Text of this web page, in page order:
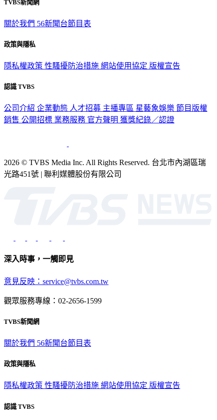
TVBS新聞網
關於我們 56新聞台節目表
政策與隱私
隱私權政策 性騷擾防治措施 網站使用協定 版權宣告
認識 TVBS
公司介紹 企業動態 人才招募 主播專區 星藝象娛樂 節目版權
銷售 公開招標 業務服務 官方聲明 獲獎紀錄／認證
2026 © TVBS Media Inc. All Rights Reserved. 台北市內湖區瑞
光路451號 | 聯利媒體股份有限公司
深入時事，一觸即見
意見反映：service@tvbs.com.tw
觀眾服務專線：02-2656-1599
TVBS新聞網
關於我們 56新聞台節目表
政策與隱私
隱私權政策 性騷擾防治措施 網站使用協定 版權宣告
認識 TVBS